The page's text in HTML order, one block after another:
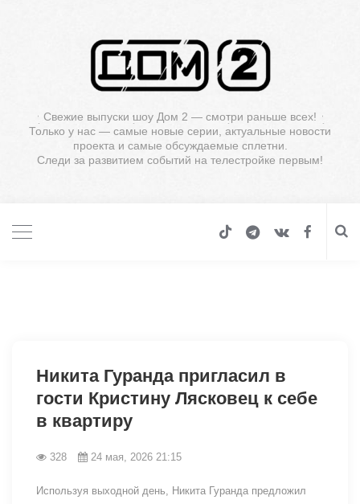
Свежие выпуски шоу Дом 2 — смотри раньше всех!
Только у нас — самые новые серии, актуальные новости
проекта и самые обсуждаемые сплетни.
Следи за развитием событий на телестройке первым!
Никита Гуранда пригласил в
гости Кристину Лясковец к себе
в квартиру
328 24 мая, 2026 21:15
Используя выходной день, Никита Гуранда предложил